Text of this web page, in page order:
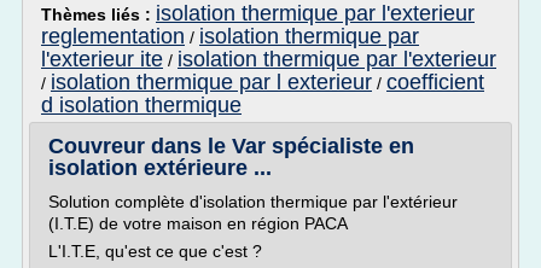
Thèmes liés : isolation thermique par l'exterieur
reglementation / isolation thermique par
l'exterieur ite / isolation thermique par l'exterieur
/ isolation thermique par l exterieur / coefficient
d isolation thermique
Couvreur dans le Var spécialiste en
isolation extérieure ...
Solution complète d'isolation thermique par l'extérieur
(I.T.E) de votre maison en région PACA
L'I.T.E, qu'est ce que c'est ?